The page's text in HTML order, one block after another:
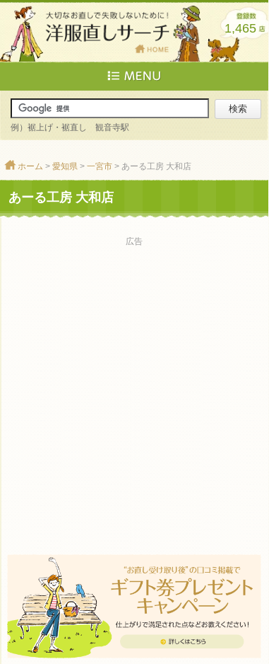
1,465
例）裾上げ・裾直し 観音寺駅
ホーム > 愛知県 > 一宮市 > あーる工房 大和店
あーる工房 大和店